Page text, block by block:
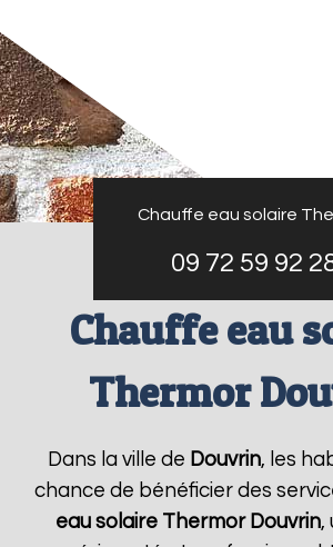
Chauffe eau solaire
09 72 59 92
Chauffe eau
Thermor
Dans la ville de Douvrin, les
chance de bénéficier des
eau solaire Thermor Douvrin,